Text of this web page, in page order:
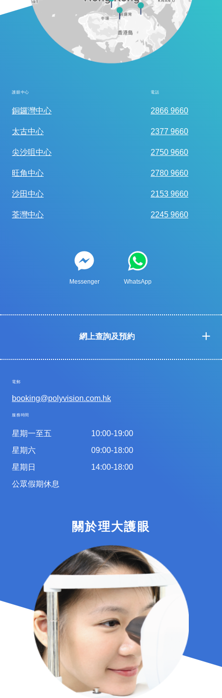
護眼中心 電話
銅鑼灣中心 2866 9660
太古中心 2377 9660
尖沙咀中心 2750 9660
旺角中心 2780 9660
沙田中心 2153 9660
荃灣中心 2245 9660
Messenger WhatsApp
網上查詢及預約
電郵
booking@polyvision.com.hk
服務時間
星期一至五
星期六
星期日
公眾假期休息
10:00-19:00
09:00-18:00
14:00-18:00
關於理大護眼